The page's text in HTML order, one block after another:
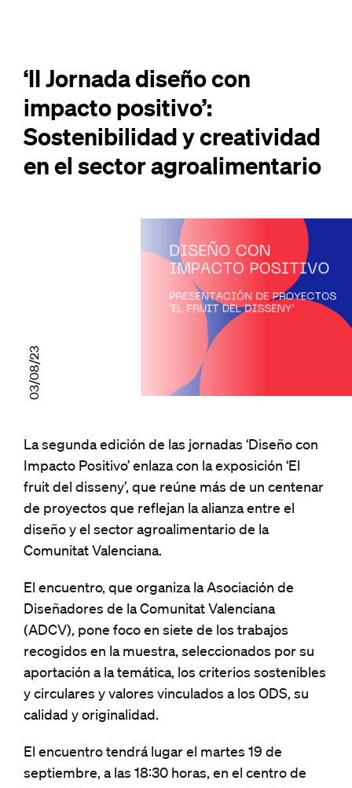
‘II Jornada diseño con
impacto positivo’:
Sostenibilidad y creatividad
en el sector agroalimentario
03/08/23
La segunda edición de las jornadas ‘Diseño con
Impacto Positivo’ enlaza con la exposición ‘El
fruit del disseny’, que reúne más de un centenar
de proyectos que reflejan la alianza entre el
diseño y el sector agroalimentario de la
Comunitat Valenciana.
El encuentro, que organiza la Asociación de
Diseñadores de la Comunitat Valenciana
(ADCV), pone foco en siete de los trabajos
recogidos en la muestra, seleccionados por su
aportación a la temática, los criterios sostenibles
y circulares y valores vinculados a los ODS, su
calidad y originalidad.
El encuentro tendrá lugar el martes 19 de
septiembre, a las 18:30 horas, en el centro de